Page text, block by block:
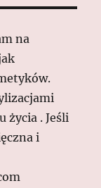
na
życia . Jeśli
i